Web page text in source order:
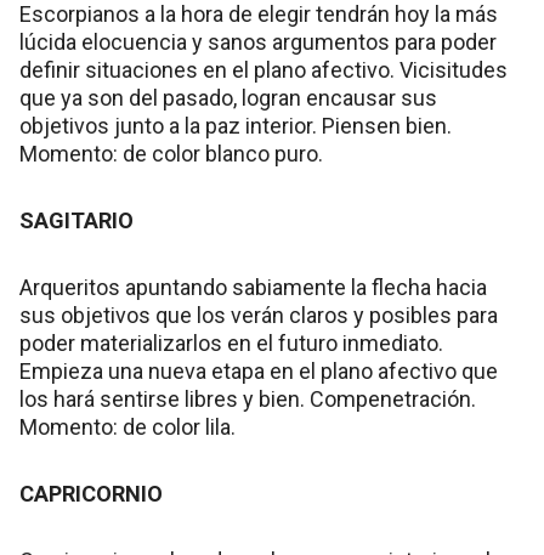
Escorpianos a la hora de elegir tendrán hoy la más
lúcida elocuencia y sanos argumentos para poder
definir situaciones en el plano afectivo. Vicisitudes
que ya son del pasado, logran encausar sus
objetivos junto a la paz interior. Piensen bien.
Momento: de color blanco puro.
SAGITARIO
Arqueritos apuntando sabiamente la flecha hacia
sus objetivos que los verán claros y posibles para
poder materializarlos en el futuro inmediato.
Empieza una nueva etapa en el plano afectivo que
los hará sentirse libres y bien. Compenetración.
Momento: de color lila.
CAPRICORNIO